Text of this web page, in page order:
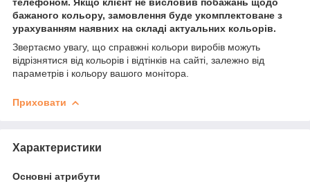
бажаного кольору, замовлення буде укомплектоване з
урахуванням наявних на складі актуальних кольорів.
Звертаємо увагу, що справжні кольори виробів можуть
відрізнятися від кольорів і відтінків на сайті, залежно від
параметрів і кольору вашого монітора.
Приховати
Характеристики
Основні атрибути